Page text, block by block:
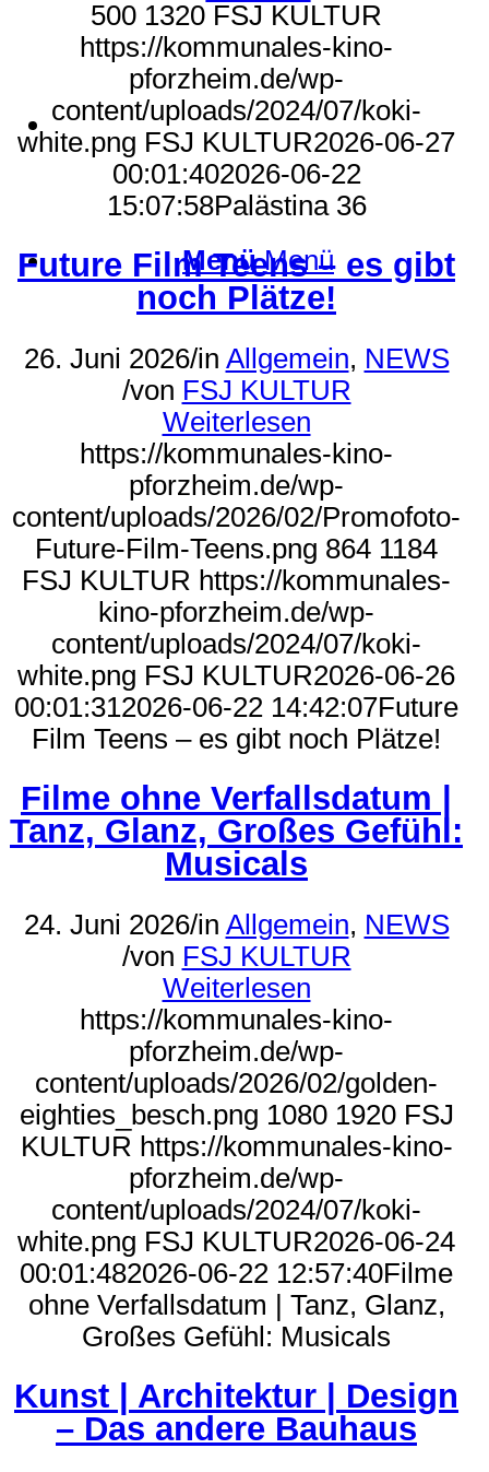
Suche
Menü Menü
500 1320 FSJ KULTUR
https://kommunales-kino-
pforzheim.de/wp-
content/uploads/2024/07/koki-
white.png FSJ KULTUR2026-06-27
00:01:402026-06-22
15:07:58Palästina 36
Future Film Teens – es gibt
noch Plätze!
26. Juni 2026/in Allgemein, NEWS
/von FSJ KULTUR
Weiterlesen
https://kommunales-kino-
pforzheim.de/wp-
content/uploads/2026/02/Promofoto-
Future-Film-Teens.png 864 1184
FSJ KULTUR https://kommunales-
kino-pforzheim.de/wp-
content/uploads/2024/07/koki-
white.png FSJ KULTUR2026-06-26
00:01:312026-06-22 14:42:07Future
Film Teens – es gibt noch Plätze!
Filme ohne Verfallsdatum |
Tanz, Glanz, Großes Gefühl:
Musicals
24. Juni 2026/in Allgemein, NEWS
/von FSJ KULTUR
Weiterlesen
https://kommunales-kino-
pforzheim.de/wp-
content/uploads/2026/02/golden-
eighties_besch.png 1080 1920 FSJ
KULTUR https://kommunales-kino-
pforzheim.de/wp-
content/uploads/2024/07/koki-
white.png FSJ KULTUR2026-06-24
00:01:482026-06-22 12:57:40Filme
ohne Verfallsdatum | Tanz, Glanz,
Großes Gefühl: Musicals
Kunst | Architektur | Design
– Das andere Bauhaus